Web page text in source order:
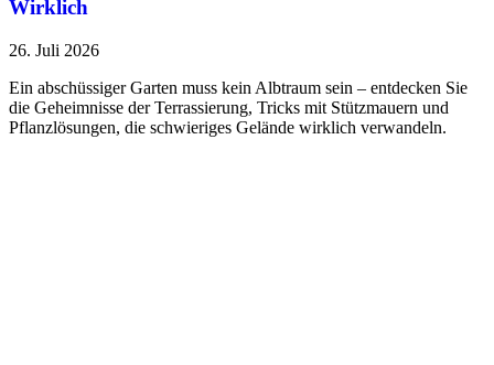
Wirklich
26. Juli 2026
Ein abschüssiger Garten muss kein Albtraum sein – entdecken Sie
die Geheimnisse der Terrassierung, Tricks mit Stützmauern und
Pflanzlösungen, die schwieriges Gelände wirklich verwandeln.